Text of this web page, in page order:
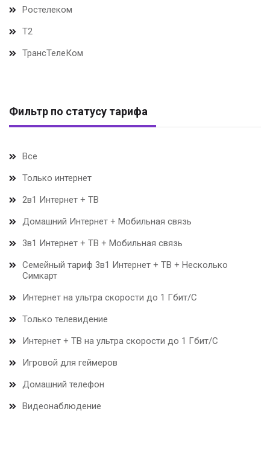
Ростелеком
Т2
ТрансТелеКом
Фильтр по статусу тарифа
Все
Только интернет
2в1 Интернет + ТВ
Домашний Интернет + Мобильная связь
3в1 Интернет + ТВ + Мобильная связь
Семейный тариф 3в1 Интернет + ТВ + Несколько
Симкарт
Интернет на ультра скорости до 1 Гбит/С
Только телевидение
Интернет + ТВ на ультра скорости до 1 Гбит/С
Игровой для геймеров
Домашний телефон
Видеонаблюдение